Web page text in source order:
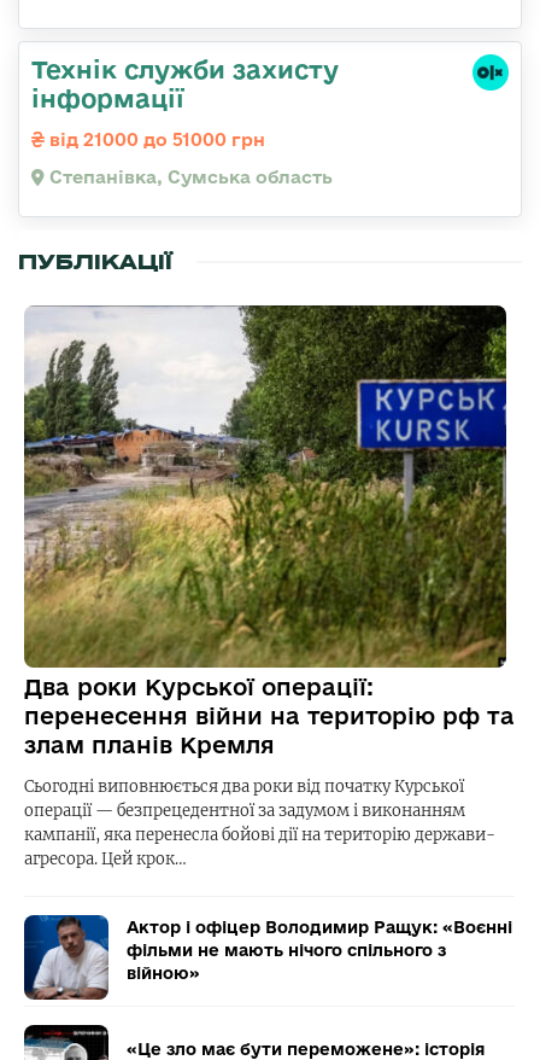
Технік служби захисту
інформації
від 21000 до 51000 грн
Степанівка, Сумська область
ПУБЛІКАЦІЇ
Два роки Курської операції:
перенесення війни на територію рф та
злам планів Кремля
Сьогодні виповнюється два роки від початку Курської
операції — безпрецедентної за задумом і виконанням
кампанії, яка перенесла бойові дії на територію держави-
агресора. Цей крок…
Актор і офіцер Володимир Ращук: «Воєнні
фільми не мають нічого спільного з
війною»
«Це зло має бути переможене»: історія